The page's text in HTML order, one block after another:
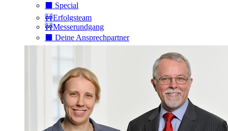
⬛️ Special
🚧Erfolgsteam
🚧Messerundgang
⬛️ Deine Ansprechpartner